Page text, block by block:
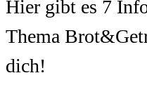
Hier gibt es 7
Thema
dich!